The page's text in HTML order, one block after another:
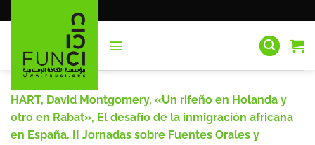
al
HART, David Montgomery, «Un rifeño en Holanda y
otro en Rabat», El desafío de la inmigración africana
en España. II Jornadas sobre Fuentes Orales y